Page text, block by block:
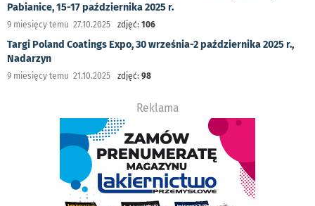
Pabianice, 15-17 października 2025 r.
9 miesięcy temu 27.10.2025 zdjęć: 106
Targi Poland Coatings Expo, 30 września-2 października 2025 r.,
Nadarzyn
9 miesięcy temu 21.10.2025 zdjęć: 98
Reklama